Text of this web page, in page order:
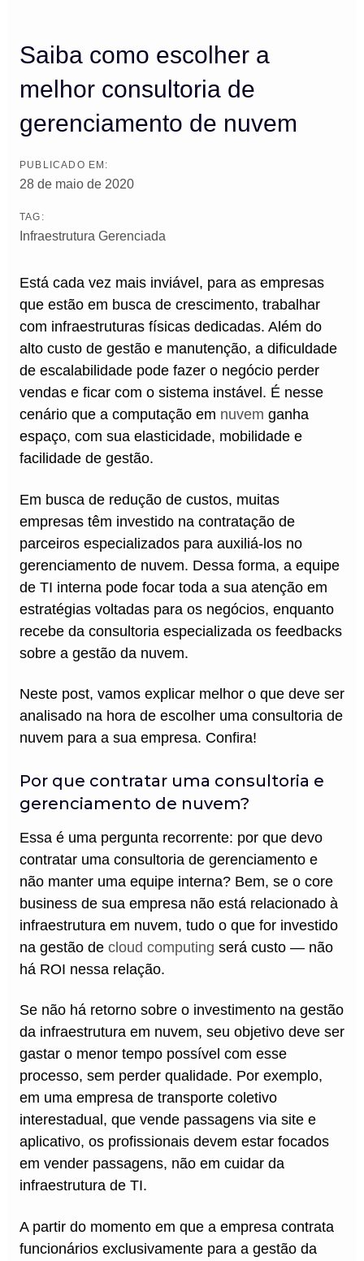
Saiba como escolher a
melhor consultoria de
gerenciamento de nuvem
PUBLICADO EM:
28 de maio de 2020
TAG:
Infraestrutura Gerenciada
Está cada vez mais inviável, para as empresas
que estão em busca de crescimento, trabalhar
com infraestruturas físicas dedicadas. Além do
alto custo de gestão e manutenção, a dificuldade
de escalabilidade pode fazer o negócio perder
vendas e ficar com o sistema instável. É nesse
cenário que a computação em nuvem ganha
espaço, com sua elasticidade, mobilidade e
facilidade de gestão.
Em busca de redução de custos, muitas
empresas têm investido na contratação de
parceiros especializados para auxiliá-los no
gerenciamento de nuvem. Dessa forma, a equipe
de TI interna pode focar toda a sua atenção em
estratégias voltadas para os negócios, enquanto
recebe da consultoria especializada os feedbacks
sobre a gestão da nuvem.
Neste post, vamos explicar melhor o que deve ser
analisado na hora de escolher uma consultoria de
nuvem para a sua empresa. Confira!
Por que contratar uma consultoria e
gerenciamento de nuvem?
Essa é uma pergunta recorrente: por que devo
contratar uma consultoria de gerenciamento e
não manter uma equipe interna? Bem, se o core
business de sua empresa não está relacionado à
infraestrutura em nuvem, tudo o que for investido
na gestão de cloud computing será custo — não
há ROI nessa relação.
Se não há retorno sobre o investimento na gestão
da infraestrutura em nuvem, seu objetivo deve ser
gastar o menor tempo possível com esse
processo, sem perder qualidade. Por exemplo,
em uma empresa de transporte coletivo
interestadual, que vende passagens via site e
aplicativo, os profissionais devem estar focados
em vender passagens, não em cuidar da
infraestrutura de TI.
A partir do momento em que a empresa contrata
funcionários exclusivamente para a gestão da